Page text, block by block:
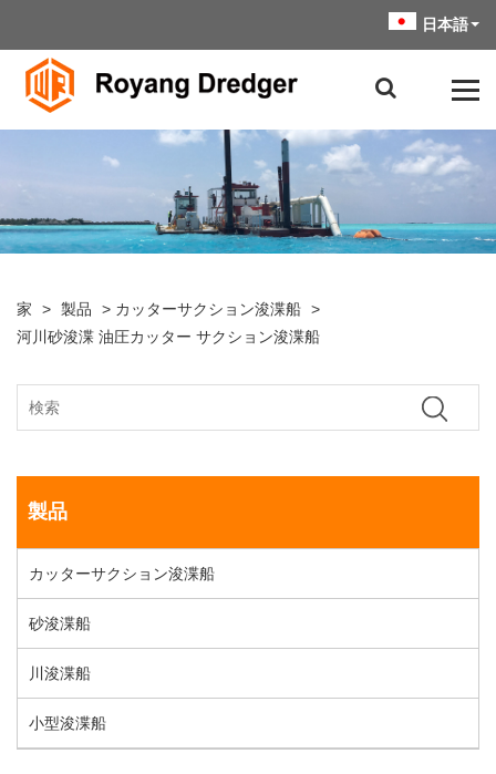
日本語
家 > 製品 > カッターサクション浚渫船 >
河川砂浚渫 油圧カッター サクション浚渫船
製品
カッターサクション浚渫船
砂浚渫船
川浚渫船
小型浚渫船